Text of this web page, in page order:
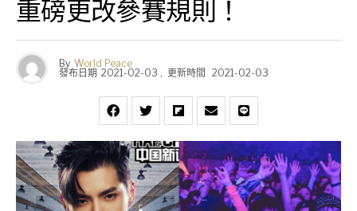
重磅更改參賽規則！
By World Peace
發布日期 2021-02-03 , 更新時間 2021-02-03